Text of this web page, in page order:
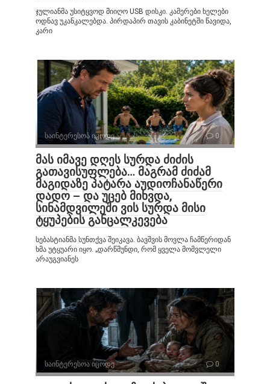
ჯულიანმა უსიტყვოდ მიიღო USB დისკი. კამერები ხელები
ოდნავ უკანკალებდა. პირდაპირ თავის კაბინეტში წავიდა,
კარი
საინტერესოა იცოდე 0
მას იმავე დღეს სურდა ძიძის
გათავისუფლება… მაგრამ ძიძამ
მაგიდაზე პატარა აუდიოჩანაწერი
დადო – და უცებ მიხვდა,
სინამდვილეში ვის სურდა მისი
ტყუპების განცალკევება
სებასტიანმა სუნთქვა შეიკავა. ბავშვის მოვლა ჩამწერიდან
ხმა უტყუარი იყო. „დარწმუნდი, რომ ყველა მომვლელი
არაუგვიანეს
საინტერესოა იცოდე 0